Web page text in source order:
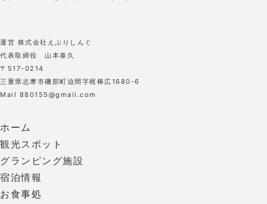
運営 株式会社えぶりしんぐ
代表取締役 山本泰久
〒517-0214
三重県志摩市磯部町迫間字梶棒広1680-6
Mail 880155@gmail.com
ホーム
観光スポット
グランピング施設
宿泊情報
お食事処